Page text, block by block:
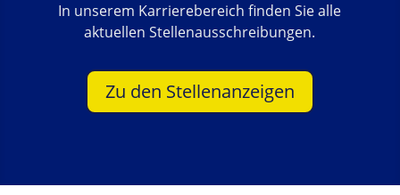
In unserem Karrierebereich finden Sie alle
aktuellen Stellenausschreibungen.
Zu den Stellenanzeigen